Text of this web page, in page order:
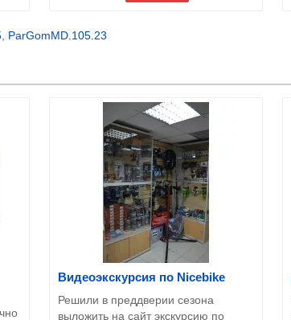
ParGomMD.105.23
Видеоэкскурсия по Nicebike
Решили в преддверии сезона
выложить на сайт экскурсию по